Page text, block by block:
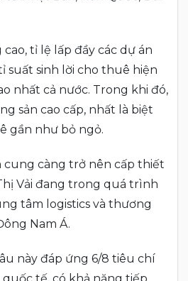
tỉ lệ lấp đầy các dự án
suất sinh lời cho thuê hiện
nhất cả nước. Trong khi đó,
sản cao cấp, nhất là biệt
gần như bỏ ngỏ.
càng trở nên cấp thiết
Vải đang trong quá trình
tâm logistics và thương
Nam Á.
này đáp ứng 6/8 tiêu chí